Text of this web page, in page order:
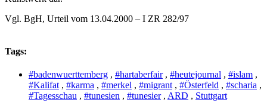
Vgl. BgH, Urteil vom 13.04.2000 – I ZR 282/97
Tags:
#badenwuerttemberg , #hartaberfair, #heutejournal , #islam ,
#Kalifat , #karma , #merkel , #migrant , #Österfeld , #scharia ,
#Tagesschau , #tunesien , #tunesier, ARD , Stuttgart